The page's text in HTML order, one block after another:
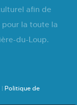
afin de
la toute la
du-Loup.
| Politique de